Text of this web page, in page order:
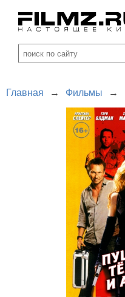
Главная → Фильмы →